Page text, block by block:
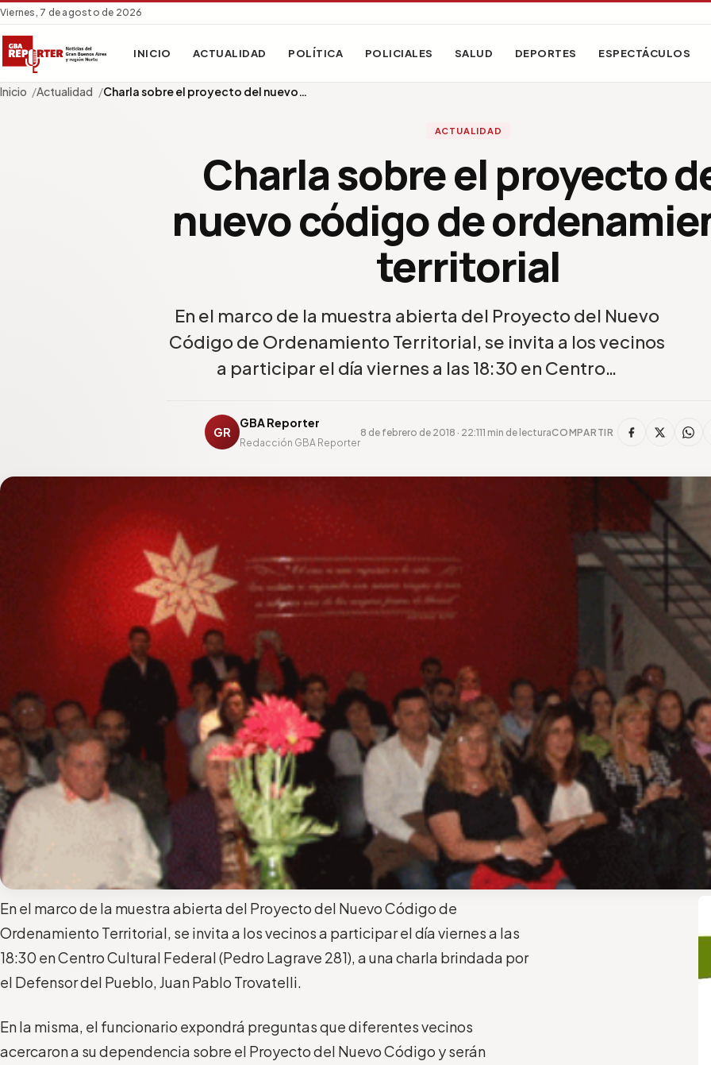
Viernes, 7 de agosto de 2026
INICIO ACTUALIDAD POLÍTICA POLICIALES SALUD DEPORTES ESPECTÁCULOS
Inicio Actualidad Charla sobre el proyecto del nuevo…
ACTUALIDAD
Charla sobre el proyecto
nuevo código de
territorial
En el marco de la muestra abierta del Proyecto del Nuevo
Código de Ordenamiento Territorial, se invita a los vecinos
a participar el día viernes a las 18:30 en Centro…
GR
GBA Reporter
Redacción GBA Reporter
8 de febrero de 2018 · 22:111 min de lecturaCOMPARTIR
En el marco de la muestra abierta del Proyecto del Nuevo Código de
Ordenamiento Territorial, se invita a los vecinos a participar el día viernes a las
18:30 en Centro Cultural Federal (Pedro Lagrave 281), a una charla brindada por
el Defensor del Pueblo, Juan Pablo Trovatelli.
En la misma, el funcionario expondrá preguntas que diferentes vecinos
acercaron a su dependencia sobre el Proyecto del Nuevo Código y serán